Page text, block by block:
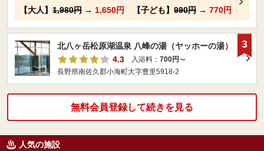
【大人】 1,980円 → 1,650円 【子ども】 990円 → 770円
北八ヶ岳松原湖温泉 八峰の湯（ヤッホーの湯）
4.3
入浴料： 700円～
長野県南佐久郡小海町大字豊里5918-2
3
無料会員登録して続きを見る
人気の施設